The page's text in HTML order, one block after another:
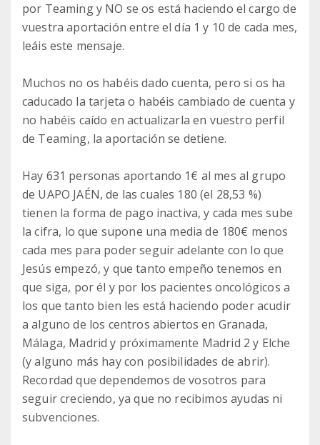
por Teaming y NO se os está haciendo el cargo de
vuestra aportación entre el día 1 y 10 de cada mes,
leáis este mensaje.
Muchos no os habéis dado cuenta, pero si os ha
caducado la tarjeta o habéis cambiado de cuenta y
no habéis caído en actualizarla en vuestro perfil
de Teaming, la aportación se detiene.
Hay 631 personas aportando 1€ al mes al grupo
de UAPO JAÉN, de las cuales 180 (el 28,53 %)
tienen la forma de pago inactiva, y cada mes sube
la cifra, lo que supone una media de 180€ menos
cada mes para poder seguir adelante con lo que
Jesús empezó, y que tanto empeño tenemos en
que siga, por él y por los pacientes oncológicos a
los que tanto bien les está haciendo poder acudir
a alguno de los centros abiertos en Granada,
Málaga, Madrid y próximamente Madrid 2 y Elche
(y alguno más hay con posibilidades de abrir).
Recordad que dependemos de vosotros para
seguir creciendo, ya que no recibimos ayudas ni
subvenciones.